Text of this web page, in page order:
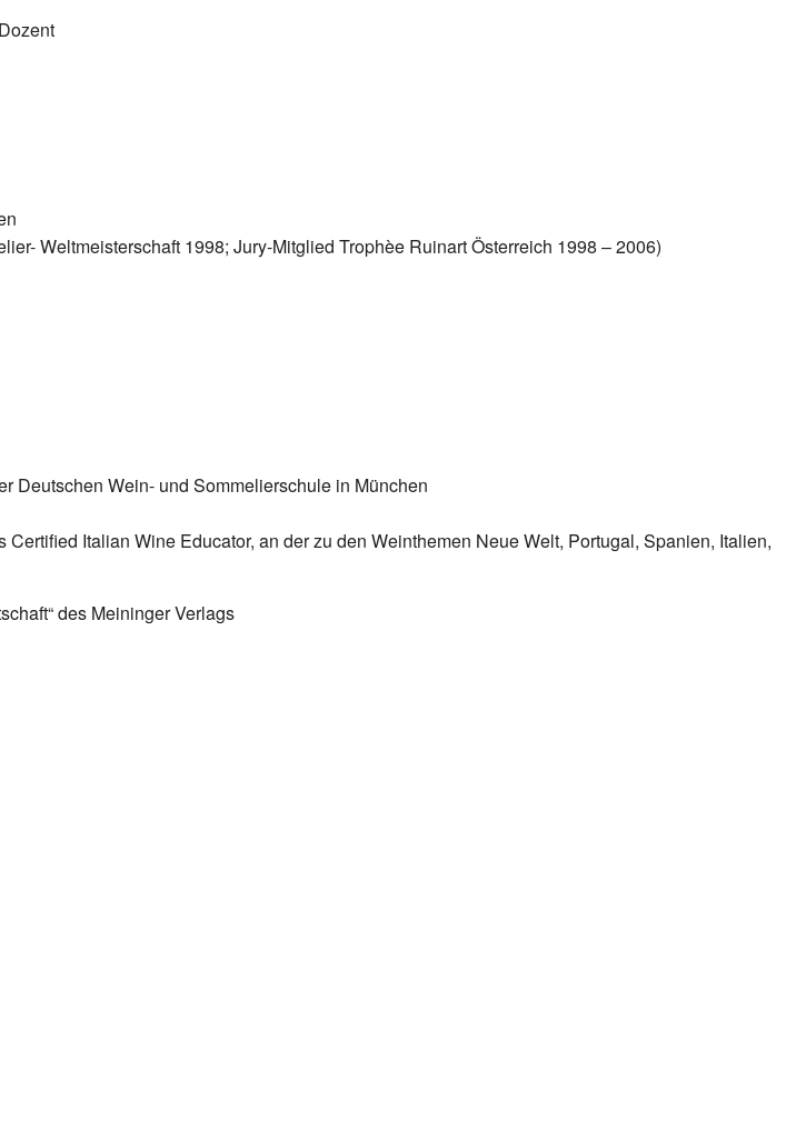
Weltmeisterschaft 1998; Jury-Mitglied Trophèe Ruinart Österreich 1998 – 2006)
Deutschen Wein- und Sommelierschule in München
Italian Wine Educator, an der zu den Weinthemen Neue Welt, Portugal, Spanien, Italien,
des Meininger Verlags